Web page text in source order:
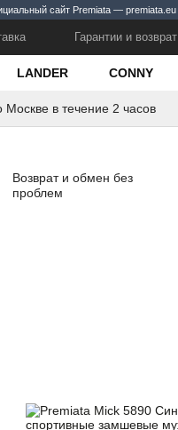
сайт Premiata — premiata.eu
Гарантии и возврат
LANDER CONNY
Москве в течение 2 часов
Возврат и обмен без
проблем